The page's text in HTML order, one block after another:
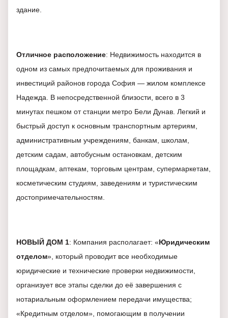
здание.
Отличное расположение: Недвижимость находится в
одном из самых предпочитаемых для проживания и
инвестиций районов города София — жилом комплексе
Надежда. В непосредственной близости, всего в 3
минутах пешком от станции метро Бели Дунав. Легкий и
быстрый доступ к основным транспортным артериям,
административным учреждениям, банкам, школам,
детским садам, автобусным остановкам, детским
площадкам, аптекам, торговым центрам, супермаркетам,
косметическим студиям, заведениям и туристическим
достопримечательностям.
НОВЫЙ ДОМ 1: Компания располагает: «Юридическим
отделом», который проводит все необходимые
юридические и технические проверки недвижимости,
организует все этапы сделки до её завершения с
нотариальным оформлением передачи имущества;
«Кредитным отделом», помогающим в получении